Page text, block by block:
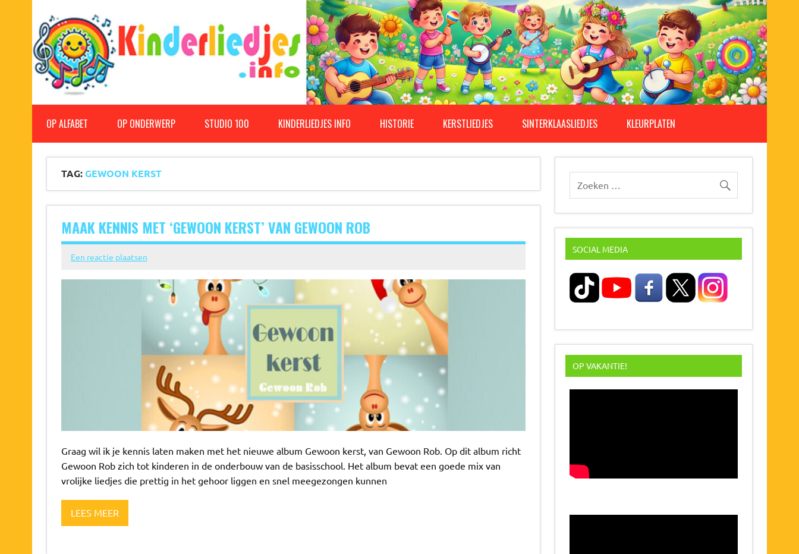
Kinderliedjes
OP ALFABET OP ONDERWERP STUDIO 100 KINDERLIEDJES INFO HISTORIE KERSTLIEDJES SINTERKLAASLIEDJES KLEURPLATEN
TAG:GEWOON KERST
MAAK KENNIS MET ‘GEWOON KERST’ VAN GEWOON ROB
Een reactie plaatsen
Graag wil ik je kennis laten maken met het nieuwe album Gewoon kerst, van Gewoon Rob. Op dit album richt
Gewoon Rob zich tot kinderen in de onderbouw van de basisschool. Het album bevat een goede mix van
vrolijke liedjes die prettig in het gehoor liggen en snel meegezongen kunnen
LEES MEER
SOCIAL MEDIA
OP VAKANTIE!